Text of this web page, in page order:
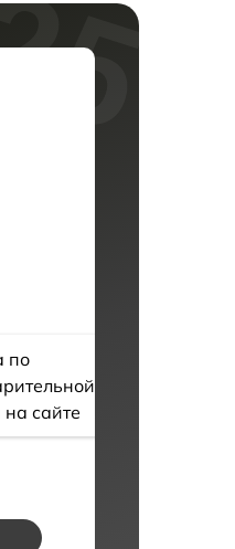
по
сайте